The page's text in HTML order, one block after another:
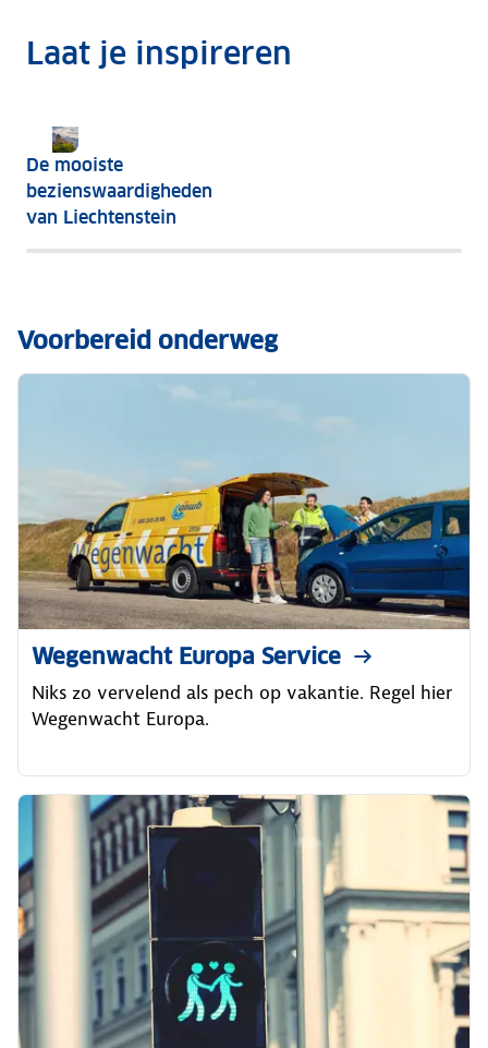
Laat je inspireren
De mooiste
bezienswaardigheden
van Liechtenstein
Voorbereid onderweg
Wegenwacht Europa Service
Niks zo vervelend als pech op vakantie. Regel hier
Wegenwacht Europa.